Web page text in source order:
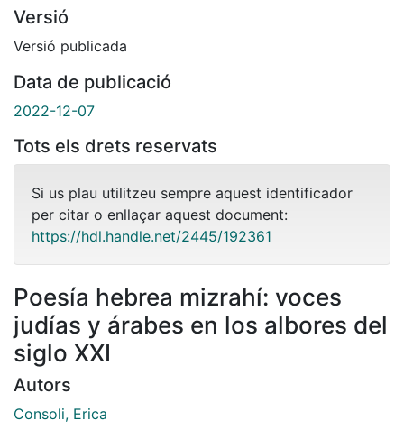
Versió
Versió publicada
Data de publicació
2022-12-07
Tots els drets reservats
Si us plau utilitzeu sempre aquest identificador
per citar o enllaçar aquest document:
https://hdl.handle.net/2445/192361
Poesía hebrea mizrahí: voces
judías y árabes en los albores del
siglo XXI
Autors
Consoli, Erica